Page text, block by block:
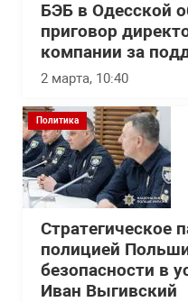
БЭБ в Одесской
приговор
компании за
2 марта, 10:40
Политика
Стратегическое
полицией
безопасности в
Иван Выгивский